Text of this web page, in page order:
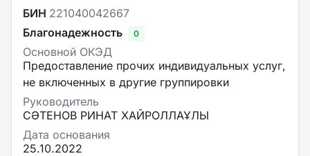
БИН 221040042667
Благонадежность
0
Основной ОКЭД
Предоставление прочих индивидуальных услуг,
не включенных в другие группировки
Руководитель
СӘТЕНОВ РИНАТ ХАЙРОЛЛАҰЛЫ
Дата основания
25.10.2022